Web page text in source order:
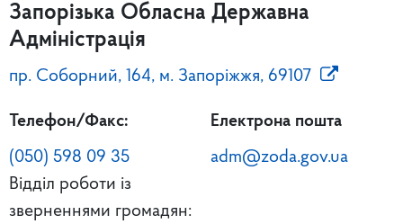
Запорізька Обласна Державна
Адміністрація
пр. Соборний, 164, м. Запоріжжя, 69107
Телефон/Факс:
(050) 598 09 35
Відділ роботи із
зверненнями громадян:
Електрона пошта
adm@zoda.gov.ua